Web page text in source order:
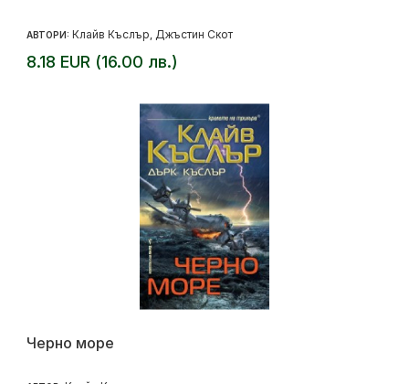
АВТОРИ: Клайв Къслър Джъстин Скот
8.18 EUR (16.00 лв.)
Черно море